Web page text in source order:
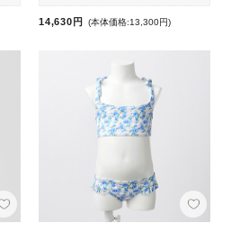
14,630円 (本体価格:13,300円)